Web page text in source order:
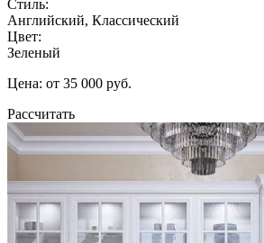
Стиль:
Английский, Классический
Цвет:
Зеленый
Цена: от 35 000 руб.
Рассчитать